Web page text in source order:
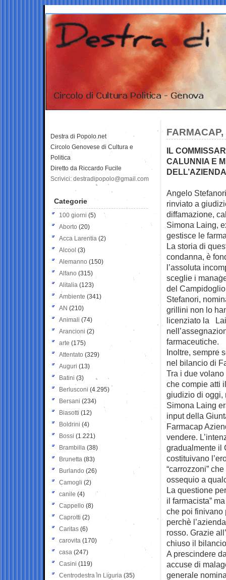
IL
CALUNNIA E
Angelo
rinviato a
diffamazione,
Simona Laing,
gestisce le
La storia di
condanna, è
l’assoluta
sceglie i
del
Stefanori,
grillini non lo
licenziato la
farmaceutiche.
Inoltre, sempre
nel bilancio di
Tra i due
che compie atti
giudizio di oggi,
Simona Laing
input della
Farmacap
vendere.
gradualmente il
costituivano
“carrozzoni”
ossequio a
La questione
il farmacista”
che poi finivano
perchè
rosso. Grazie
chiuso il
A prescindere
accuse di
generale
Destra di Popolo.net
Circolo Genovese di Cultura e
Politica
Diretto da Riccardo Fucile
Scrivici: destradipopolo@gmail.com
Categorie
100 giorni (5)
Aborto (20)
Acca Larentia (2)
Alcool (3)
Alemanno (150)
Alfano (315)
Alitalia (123)
Ambiente (341)
AN (210)
Animali (74)
Arancioni (2)
arte (175)
Attentato (329)
Auguri (13)
Batini (3)
Berlusconi (4.295)
Bersani (234)
Biasotti (12)
Boldrini (4)
Bossi (1.221)
Brambilla (38)
Brunetta (83)
Burlando (26)
Camogli (2)
canile (4)
Cappello (8)
Caprotti (2)
Caritas (6)
carovita (170)
casa (247)
Casini (119)
Centrodestra in Liguria (35)